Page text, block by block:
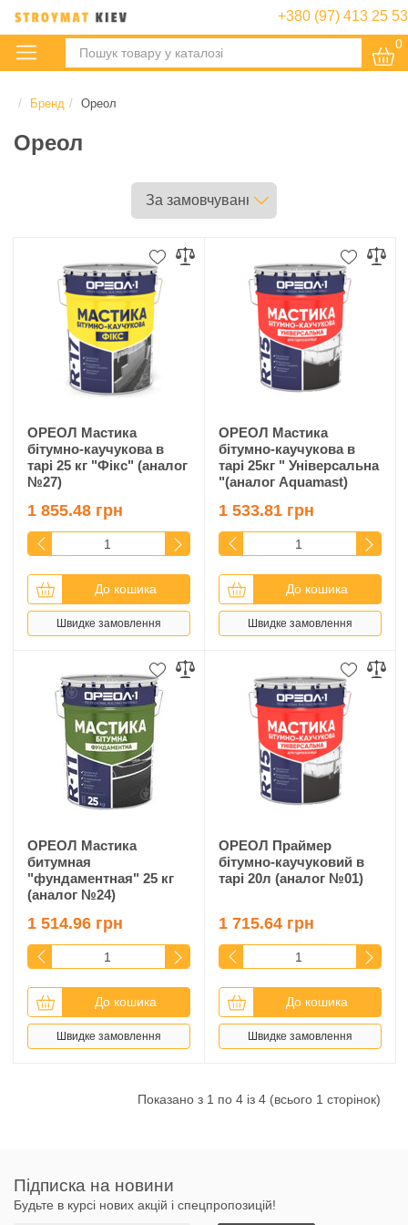
+380 (97) 413 25 53
0
Бренд Ореол
Ореол
ОРЕОЛ Мастика
бітумно-каучукова в
тарі 25 кг "Фікс" (аналог
№27)
1 855.48 грн
До кошика
Швидке замовлення
ОРЕОЛ Мастика
бітумно-каучукова в
тарі 25кг " Універсальна
"(аналог Aquamast)
1 533.81 грн
До кошика
Швидке замовлення
ОРЕОЛ Мастика
битумная
"фундаментная" 25 кг
(аналог №24)
1 514.96 грн
До кошика
Швидке замовлення
ОРЕОЛ Праймер
бітумно-каучуковий в
тарі 20л (аналог №01)
1 715.64 грн
До кошика
Швидке замовлення
Показано з 1 по 4 із 4 (всього 1 сторінок)
Підписка на новини
Будьте в курсі нових акцій і спецпропозицій!